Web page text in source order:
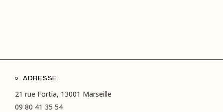
ADRESSE
21 rue Fortia, 13001 Marseille
09 80 41 35 54